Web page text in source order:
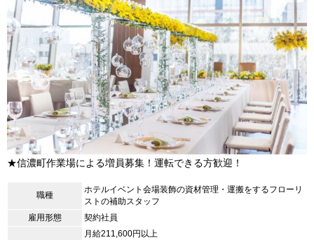
★信濃町作業場による増員募集！運転できる方歓迎！
職種
ホテルイベント会場装飾の資材管理・運搬をするフローリ
ストの補助スタッフ
雇用形態
契約社員
月給211,600円以上